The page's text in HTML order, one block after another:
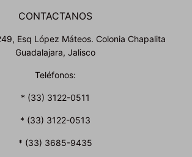
CONTACTANOS
Esq López Máteos. Colonia Chapalita
Guadalajara, Jalisco
Teléfonos:
* (33) 3122-0511
* (33) 3122-0513
* (33) 3685-9435